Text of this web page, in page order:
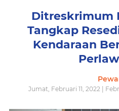
Ditreskrimum
Tangkap
Kendaraan
Jumat, Februari 11, 2022 |